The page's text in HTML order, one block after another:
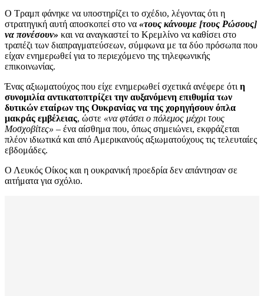
Ο Τραμπ φάνηκε να υποστηρίζει το σχέδιο, λέγοντας ότι η
στρατηγική αυτή αποσκοπεί στο να «τους κάνουμε [τους Ρώσους]
να πονέσουν» και να αναγκαστεί το Κρεμλίνο να καθίσει στο
τραπέζι των διαπραγματεύσεων, σύμφωνα με τα δύο πρόσωπα που
είχαν ενημερωθεί για το περιεχόμενο της τηλεφωνικής
επικοινωνίας.
Ένας αξιωματούχος που είχε ενημερωθεί σχετικά ανέφερε ότι η
συνομιλία αντικατοπτρίζει την αυξανόμενη επιθυμία των
δυτικών εταίρων της Ουκρανίας να της χορηγήσουν όπλα
μακράς εμβέλειας, ώστε «να φτάσει ο πόλεμος μέχρι τους
Μοσχοβίτες» – ένα αίσθημα που, όπως σημειώνει, εκφράζεται
πλέον ιδιωτικά και από Αμερικανούς αξιωματούχους τις τελευταίες
εβδομάδες.
Ο Λευκός Οίκος και η ουκρανική προεδρία δεν απάντησαν σε
αιτήματα για σχόλιο.